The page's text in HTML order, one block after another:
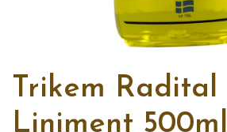
Trikem Radital
Liniment 500ml